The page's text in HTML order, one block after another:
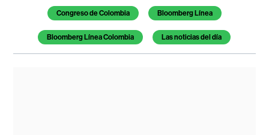
Congreso de Colombia Bloomberg Línea
Bloomberg Línea Colombia Las noticias del día